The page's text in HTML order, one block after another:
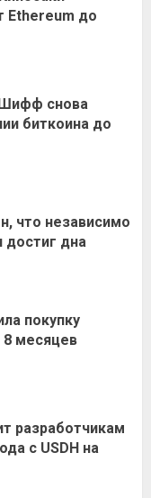
Ethereum до
снова
биткоина до
что независимо
достиг дна
покупку
8 месяцев
разработчикам
с USDH на